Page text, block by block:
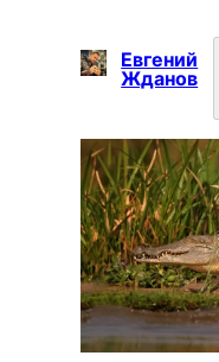
Евгений
Жданов